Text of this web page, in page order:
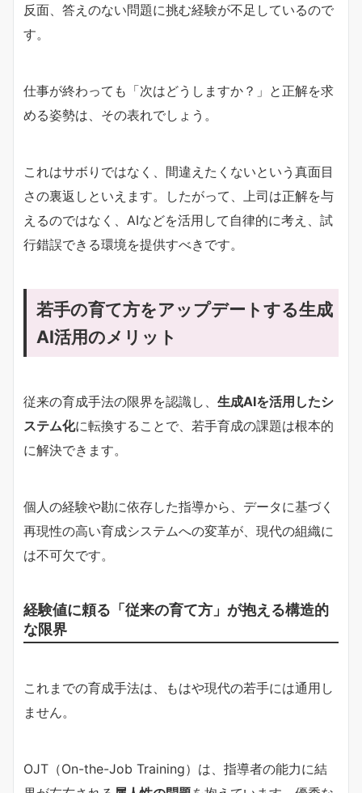
反面、答えのない問題に挑む経験が不足しているので
す。
仕事が終わっても「次はどうしますか？」と正解を求
める姿勢は、その表れでしょう。
これはサボりではなく、間違えたくないという真面目
さの裏返しといえます。したがって、上司は正解を与
えるのではなく、AIなどを活用して自律的に考え、試
行錯誤できる環境を提供すべきです。
若手の育て方をアップデートする生成
AI活用のメリット
従来の育成手法の限界を認識し、 生成AIを活用したシ
ステム化に転換することで、若手育成の課題は根本的
に解決できます。
個人の経験や勘に依存した指導から、データに基づく
再現性の高い育成システムへの変革が、現代の組織に
は不可欠です。
経験値に頼る「従来の育て方」が抱える構造的
な限界
これまでの育成手法は、もはや現代の若手には通用し
ません。
OJT（On-the-Job Training）は、指導者の能力に結